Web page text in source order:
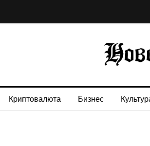
Криптовалюта Бизнес